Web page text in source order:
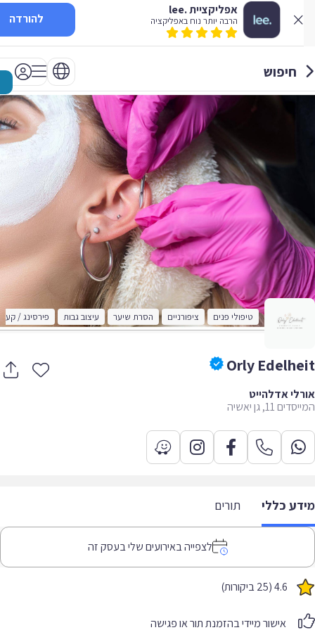
אפליקציית .lee
הרבה יותר נוח באפליקציה להורדה
חיפוש
טיפולי פנים ציפורניים הסרת שיער עיצוב גבות פירסינג /
Orly
אדלהייט
11, גן יאשיה
כללי תורים
לצפייה באירועים שלי בעסק זה
4.6 (25 ביקורות)
אישור מיידי בהזמנת תור או פגישה